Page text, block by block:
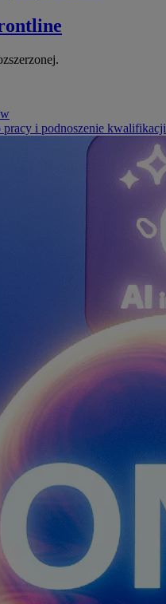
pracy i podnoszenie kwalifikacji